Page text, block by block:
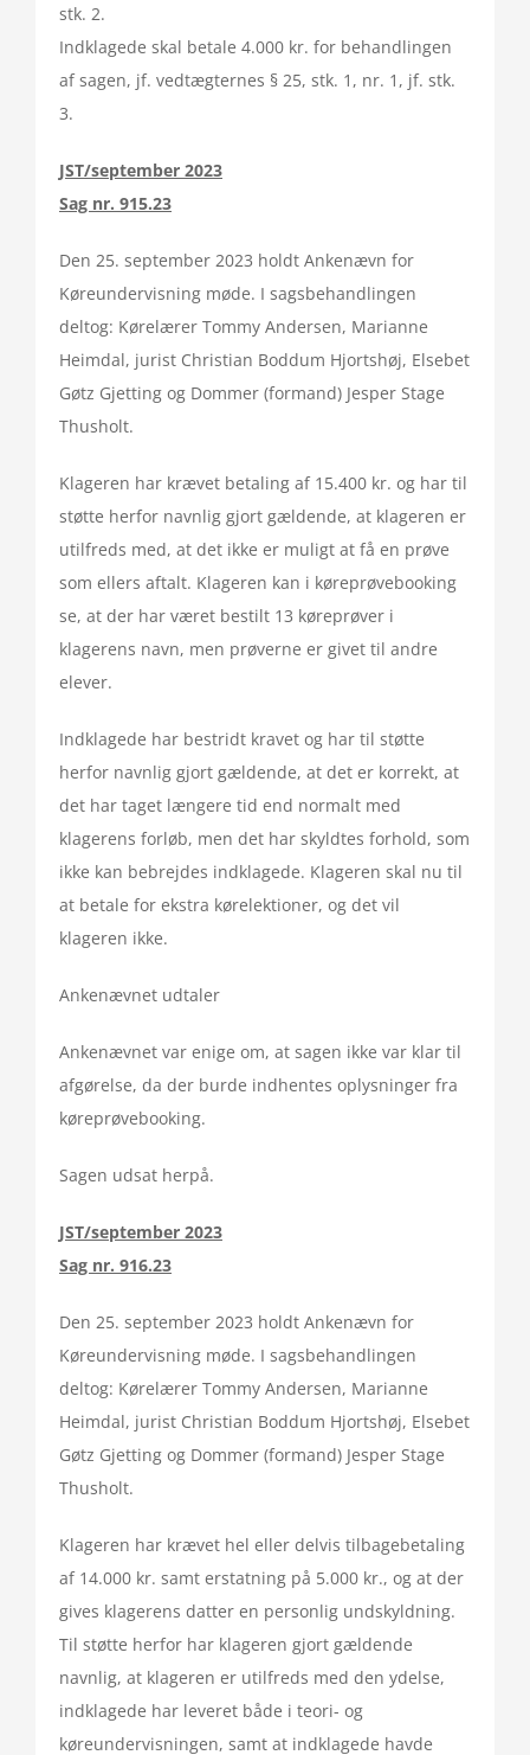
stk. 2.
Indklagede skal betale 4.000 kr. for behandlingen
af sagen, jf. vedtægternes § 25, stk. 1, nr. 1, jf. stk.
3.
JST/september 2023
Sag nr. 915.23
Den 25. september 2023 holdt Ankenævn for
Køreundervisning møde. I sagsbehandlingen
deltog: Kørelærer Tommy Andersen, Marianne
Heimdal, jurist Christian Boddum Hjortshøj, Elsebet
Gøtz Gjetting og Dommer (formand) Jesper Stage
Thusholt.
Klageren har krævet betaling af 15.400 kr. og har til
støtte herfor navnlig gjort gældende, at klageren er
utilfreds med, at det ikke er muligt at få en prøve
som ellers aftalt. Klageren kan i køreprøvebooking
se, at der har været bestilt 13 køreprøver i
klagerens navn, men prøverne er givet til andre
elever.
Indklagede har bestridt kravet og har til støtte
herfor navnlig gjort gældende, at det er korrekt, at
det har taget længere tid end normalt med
klagerens forløb, men det har skyldtes forhold, som
ikke kan bebrejdes indklagede. Klageren skal nu til
at betale for ekstra kørelektioner, og det vil
klageren ikke.
Ankenævnet udtaler
Ankenævnet var enige om, at sagen ikke var klar til
afgørelse, da der burde indhentes oplysninger fra
køreprøvebooking.
Sagen udsat herpå.
JST/september 2023
Sag nr. 916.23
Den 25. september 2023 holdt Ankenævn for
Køreundervisning møde. I sagsbehandlingen
deltog: Kørelærer Tommy Andersen, Marianne
Heimdal, jurist Christian Boddum Hjortshøj, Elsebet
Gøtz Gjetting og Dommer (formand) Jesper Stage
Thusholt.
Klageren har krævet hel eller delvis tilbagebetaling
af 14.000 kr. samt erstatning på 5.000 kr., og at der
gives klagerens datter en personlig undskyldning.
Til støtte herfor har klageren gjort gældende
navnlig, at klageren er utilfreds med den ydelse,
indklagede har leveret både i teori- og
køreundervisningen, samt at indklagede havde